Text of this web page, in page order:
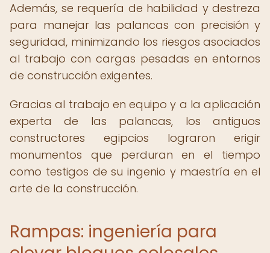
Además, se requería de habilidad y destreza
para manejar las palancas con precisión y
seguridad, minimizando los riesgos asociados
al trabajo con cargas pesadas en entornos
de construcción exigentes.
Gracias al trabajo en equipo y a la aplicación
experta de las palancas, los antiguos
constructores egipcios lograron erigir
monumentos que perduran en el tiempo
como testigos de su ingenio y maestría en el
arte de la construcción.
Rampas: ingeniería para